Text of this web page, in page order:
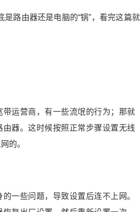
带运营商，有一些流氓的行为；那就
由器。这时候按照正常步骤设置无线
的。
一些问题，导致设置后连不上网。